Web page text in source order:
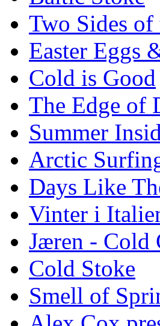
Two Sides of
Easter Eggs
Cold is Good
The Edge of
Summer
Arctic
Days Like
Vinter i
Jæren - Cold
Cold Stoke
Smell of